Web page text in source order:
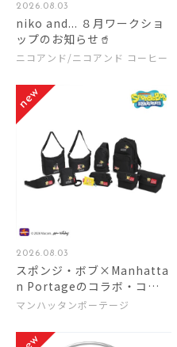
2026.08.03
niko and... ８月ワークショ
ップのお知らせ🥤
ニコアンド/ニコアンド コーヒー
2026.08.03
スポンジ・ボブ×Manhatta
n Portageのコラボ・コレ
クション発売
マンハッタンポーテージ